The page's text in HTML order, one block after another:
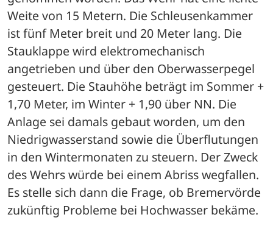
Weite von 15 Metern. Die Schleusenkammer
ist fünf Meter breit und 20 Meter lang. Die
Stauklappe wird elektromechanisch
angetrieben und über den Oberwasserpegel
gesteuert. Die Stauhöhe beträgt im Sommer +
1,70 Meter, im Winter + 1,90 über NN. Die
Anlage sei damals gebaut worden, um den
Niedrigwasserstand sowie die Überflutungen
in den Wintermonaten zu steuern. Der Zweck
des Wehrs würde bei einem Abriss wegfallen.
Es stelle sich dann die Frage, ob Bremervörde
zukünftig Probleme bei Hochwasser bekäme.